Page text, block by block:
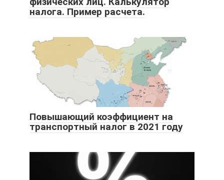
налога. Пример расчета.
Повышающий коэффициент на
транспортный налог в 2021 году